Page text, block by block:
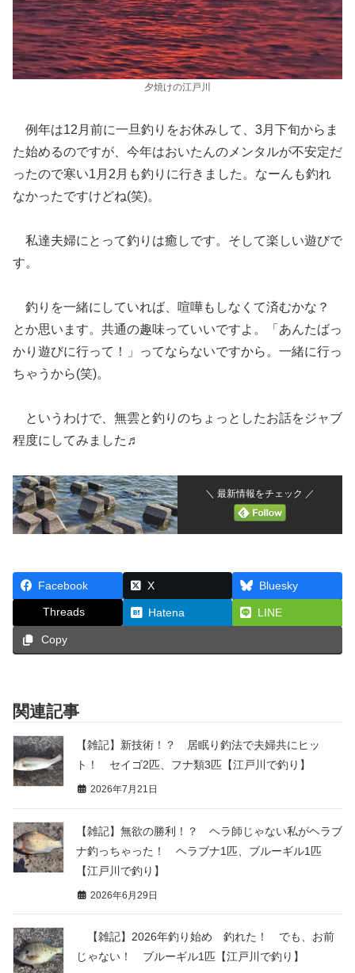
夕焼けの江戸川
例年は12月前に一旦釣りをお休みして、3月下旬からま
た始めるのですが、今年はおいたんのメンタルが不安定だ
ったので寒い1月2月も釣りに行きました。なーんも釣れ
なかったですけどね(笑)。
私達夫婦にとって釣りは癒しです。そして楽しい遊びで
す。
釣りを一緒にしていれば、喧嘩もしなくて済むかな？
とか思います。共通の趣味っていいですよ。「あんたばっ
かり遊びに行って！」ってならないですから。一緒に行っ
ちゃうから(笑)。
というわけで、無雲と釣りのちょっとしたお話をジャブ
程度にしてみました♬
＼ 最新情報をチェック ／
Facebook X Bluesky
Threads Hatena LINE
Copy
関連記事
【雑記】新技術！？ 居眠り釣法で夫婦共にヒッ
ト！ セイゴ2匹、フナ類3匹【江戸川で釣り】
2026年7月21日
【雑記】無欲の勝利！？ ヘラ師じゃない私がヘラブ
ナ釣っちゃった！ ヘラブナ1匹、ブルーギル1匹
【江戸川で釣り】
2026年6月29日
【雑記】2026年釣り始め 釣れた！ でも、お前
じゃない！ ブルーギル1匹【江戸川で釣り】